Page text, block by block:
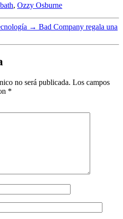
, Ozzy Osburne
→ Bad Company regala una
no será publicada. Los campos
*